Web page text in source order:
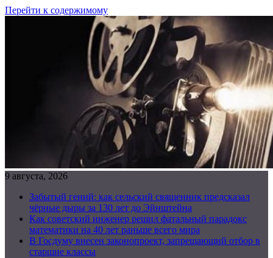
Перейти к содержимому
9 августа, 2026
Забытый гений: как сельский священник предсказал
чёрные дыры за 130 лет до Эйнштейна
Как советский инженер решил фатальный парадокс
математики на 40 лет раньше всего мира
В Госдуму внесен законопроект, запрещающий отбор в
старшие классы